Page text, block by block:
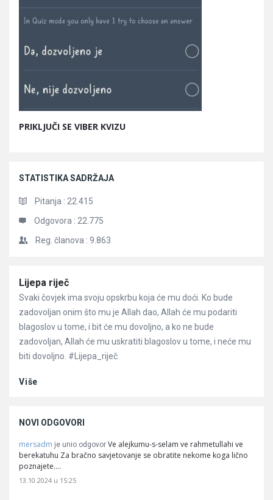
PRIKLJUČI SE VIBER KVIZU
STATISTIKA SADRŽAJA
Pitanja : 22.415
Odgovora : 22.775
Reg. članova : 9.863
Članci
Lijepa riječ
Svaki čovjek ima svoju opskrbu koja će mu doći. Ko bude
zadovoljan onim što mu je Allah dao, Allah će mu podariti
blagoslov u tome, i bit će mu dovoljno, a ko ne bude
zadovoljan, Allah će mu uskratiti blagoslov u tome, i neće mu
biti dovoljno. #Lijepa_riječ
Više
NOVI ODGOVORI
mersadm je unio odgovor Ve alejkumu-s-selam ve rahmetullahi ve
berekatuhu Za bračno savjetovanje se obratite nekome koga lično
poznajete.…
13.10.2024 u 15:25